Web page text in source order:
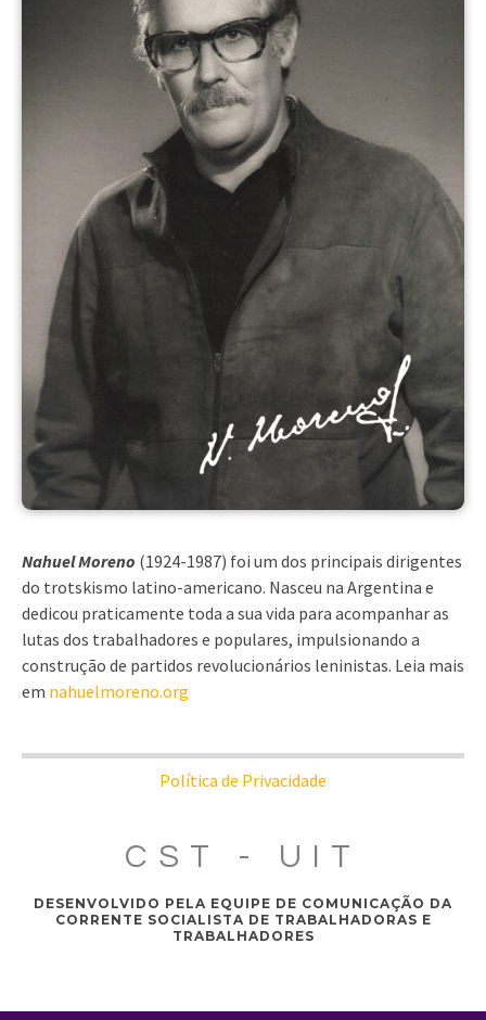
Nahuel Moreno (1924-1987) foi um dos principais dirigentes
do trotskismo latino-americano. Nasceu na Argentina e
dedicou praticamente toda a sua vida para acompanhar as
lutas dos trabalhadores e populares, impulsionando a
construção de partidos revolucionários leninistas. Leia mais
em nahuelmoreno.org
Política de Privacidade
CST - UIT
DESENVOLVIDO PELA EQUIPE DE COMUNICAÇÃO DA
CORRENTE SOCIALISTA DE TRABALHADORAS E
TRABALHADORES